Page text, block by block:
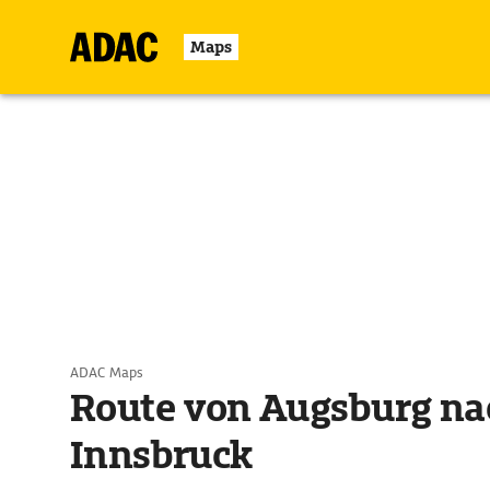
Maps
ADAC Maps
Route von Augsburg
Innsbruck